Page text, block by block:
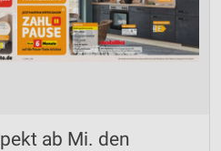
ab Mi. den